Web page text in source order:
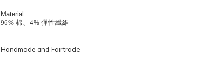
Material
96% 棉、4% 彈性纖維
Handmade and Fairtrade